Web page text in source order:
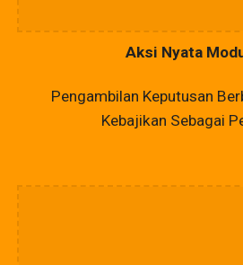
Aksi Nyata
Pengambilan Keputusan
Kebajikan Sebagai